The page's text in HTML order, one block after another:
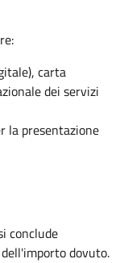
carta
dei servizi
la presentazione
conclude
dovuto.